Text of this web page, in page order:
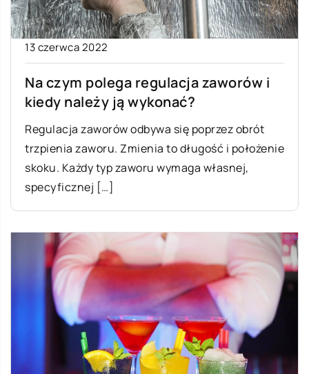
13 czerwca 2022
Na czym polega regulacja zaworów i
kiedy należy ją wykonać?
Regulacja zaworów odbywa się poprzez obrót
trzpienia zaworu. Zmienia to długość i położenie
skoku. Każdy typ zaworu wymaga własnej,
specyficznej […]